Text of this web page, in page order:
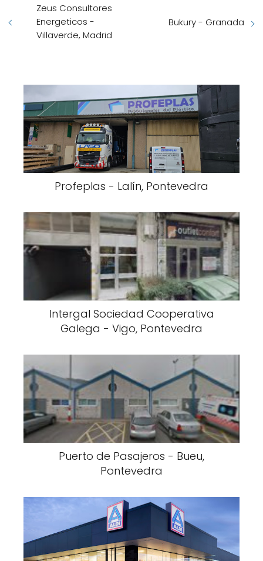
Zeus Consultores
Energeticos -
Villaverde, Madrid
Bukury - Granada
Profeplas - Lalín, Pontevedra
Intergal Sociedad Cooperativa
Galega - Vigo, Pontevedra
Puerto de Pasajeros - Bueu,
Pontevedra